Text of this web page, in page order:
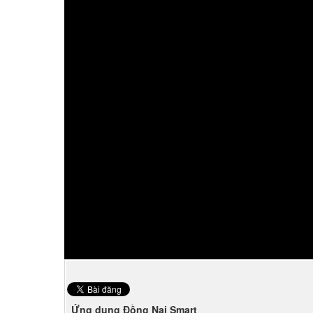
Ứng dụng Đồng Nai Smart